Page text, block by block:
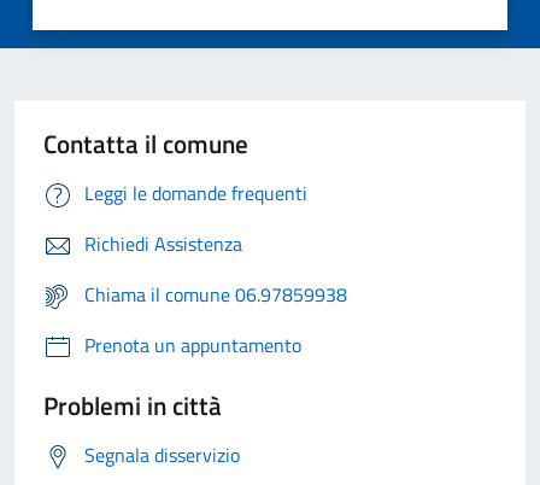
Contatta il comune
Leggi le domande frequenti
Richiedi Assistenza
Chiama il comune 06.97859938
Prenota un appuntamento
Problemi in città
Segnala disservizio